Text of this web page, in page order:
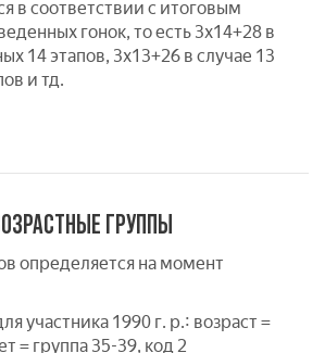
в соответствии с итоговым
гонок, то есть 3х14+28 в
14 этапов, 3х13+26 в случае 13
и тд.
ГРУППЫ
определяется на момент
участника 1990 г. р.: возраст =
= группа 35-39, код 2